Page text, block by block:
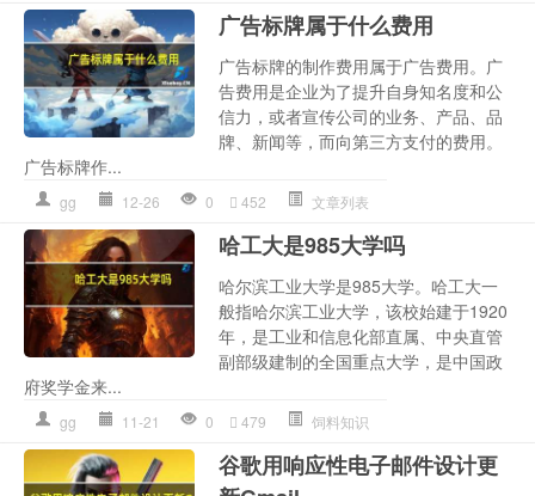
广告标牌属于什么费用
广告标牌的制作费用属于广告费用。广
告费用是企业为了提升自身知名度和公
信力，或者宣传公司的业务、产品、品
牌、新闻等，而向第三方支付的费用。
广告标牌作...
gg 12-26 0 452 文章列表
哈工大是985大学吗
哈尔滨工业大学是985大学。哈工大一
般指哈尔滨工业大学，该校始建于1920
年，是工业和信息化部直属、中央直管
副部级建制的全国重点大学，是中国政
府奖学金来...
gg 11-21 0 479 饲料知识
谷歌用响应性电子邮件设计更